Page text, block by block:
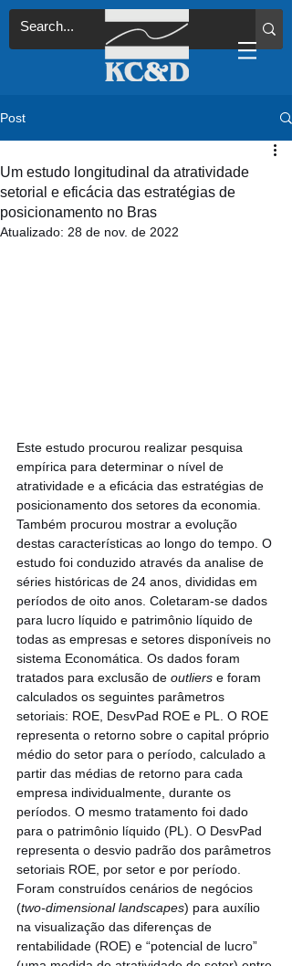
Post
Um estudo longitudinal da atratividade
setorial e eficácia das estratégias de
posicionamento no Bras
Atualizado: 28 de nov. de 2022
Este estudo procurou realizar pesquisa
empírica para determinar o nível de
atratividade e a eficácia das estratégias de
posicionamento dos setores da economia.
Também procurou mostrar a evolução
destas características ao longo do tempo. O
estudo foi conduzido através da analise de
séries históricas de 24 anos, divididas em
períodos de oito anos. Coletaram-se dados
para lucro líquido e patrimônio líquido de
todas as empresas e setores disponíveis no
sistema Economática. Os dados foram
tratados para exclusão de outliers e foram
calculados os seguintes parâmetros
setoriais: ROE, DesvPad ROE e PL. O ROE
representa o retorno sobre o capital próprio
médio do setor para o período, calculado a
partir das médias de retorno para cada
empresa individualmente, durante os
períodos. O mesmo tratamento foi dado
para o patrimônio líquido (PL). O DesvPad
representa o desvio padrão dos parâmetros
setoriais ROE, por setor e por período.
Foram construídos cenários de negócios
(two-dimensional landscapes) para auxílio
na visualização das diferenças de
rentabilidade (ROE) e “potencial de lucro”